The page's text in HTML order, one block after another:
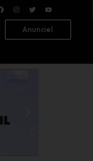
Anuncie!